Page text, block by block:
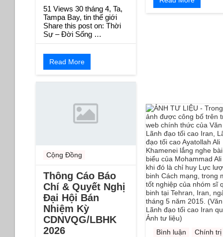
51 Views 30 tháng 4, Ta,
Tampa Bay, tin thế giới
Share this post on: Thời
Sự – Đời Sống …
Read More
Cộng Đồng
Thông Cáo Báo
Chí & Quyết Nghị
Đại Hội Bán
Nhiệm Kỳ
CDNVQG/LBHK
2026
Bình luận
Chính trị